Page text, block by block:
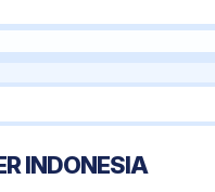
INDONESIA